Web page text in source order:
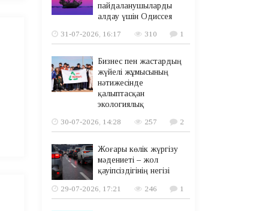
пайдаланушыларды
алдау үшін Одиссея
31-07-2026, 16:17
310 1
Бизнес пен жастардың
жүйелі жұмысының
нәтижесінде
қалыптасқан
экологиялық
30-07-2026, 14:28
257 2
Жоғары көлік жүргізу
мәдениеті – жол
қауіпсіздігінің негізі
29-07-2026, 17:21
246 1